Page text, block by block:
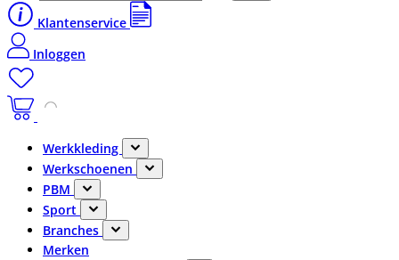
Klantenservice
Inloggen
Werkkleding
Werkschoenen
PBM
Sport
Branches
Merken